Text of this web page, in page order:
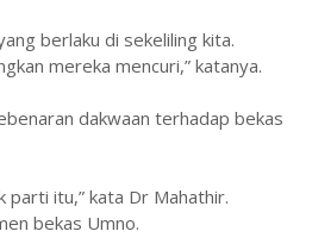
berlaku di sekeliling kita.
mereka mencuri,” katanya.
dakwaan terhadap bekas
parti itu,” kata Dr Mahathir.
bekas Umno.